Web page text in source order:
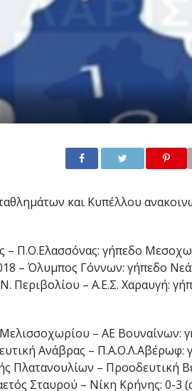
και Κυπέλλου
– Π.Ο.Ελασσόνας: γήπεδο
– Όλυμπος Γόννων: γήπεδο
Περιβολίου – Α.Ε.Σ. Χαραυγή:
– ΑΕ Βουναίνων:
Ανάβρας – Π.Α.Ο.Λ.Αβέρωφ:
Πλατανουλίων – Προοδευτική
Σταυρού – Νίκη Κρήνης: 0-3